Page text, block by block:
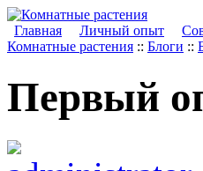
Главная Личный опыт
Комнатные растения :: Блоги ::
Первый